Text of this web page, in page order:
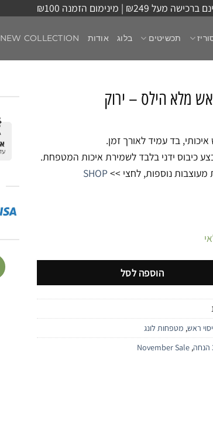
מעל ₪249 | מינימום הזמנה ₪100
תכשיטים בלוג אודות NEW COLLECTION
מלא הילס – ירוק
איכותי, בד עמיד לאורך זמן.
כיבוס ידני בלבד לשמירת איכות המטפחת.
נוספות, לחצי >> SHOP
הוספה לסל
ראש, מטפחות לונג
,
November Sale